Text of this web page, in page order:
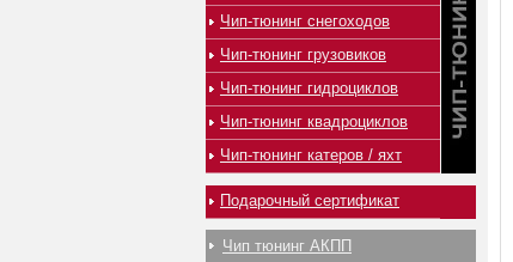
Чип-тюнинг снегоходов
Чип-тюнинг грузовиков
Чип-тюнинг гидроциклов
Чип-тюнинг квадроциклов
Чип-тюнинг катеров / яхт
Подарочный сертификат
Чип тюнинг АКПП